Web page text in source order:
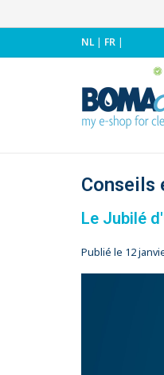
NL| FR |
Conseils
Le Jubilé
Publié le 12